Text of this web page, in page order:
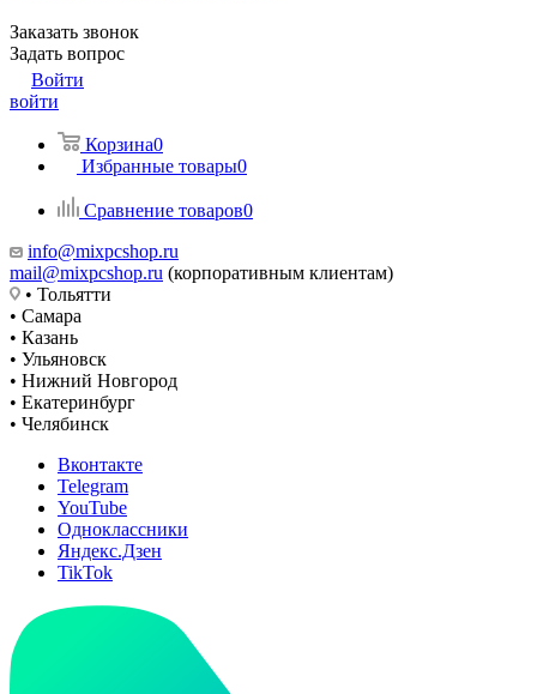
Заказать звонок
Задать вопрос
Войти
войти
Корзина0
Избранные товары0
Сравнение товаров0
info@mixpcshop.ru
mail@mixpcshop.ru (корпоративным клиентам)
• Тольятти
• Самара
• Казань
• Ульяновск
• Нижний Новгород
• Екатеринбург
• Челябинск
Вконтакте
Telegram
YouTube
Одноклассники
Яндекс.Дзен
TikTok